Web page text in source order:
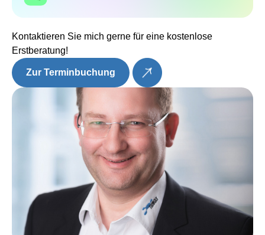
Kontaktieren Sie mich gerne für eine kostenlose
Erstberatung!
Zur Terminbuchung